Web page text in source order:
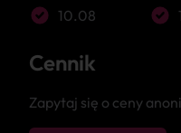
10.08
Cennik
Zapytaj się o ceny